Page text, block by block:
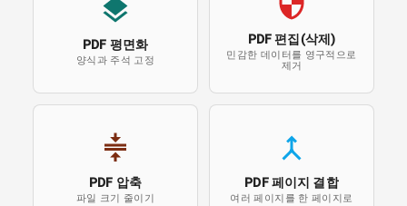
PDF 평면화
양식과 주석 고정
PDF 편집(삭제)
민감한 데이터를 영구적으로
제거
PDF 압축
파일 크기 줄이기
PDF 페이지 결합
여러 페이지를 한 페이지로